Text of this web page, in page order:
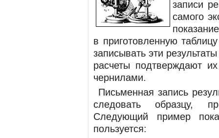
записи
самого
в приготовленную
записывать эти
расчеты подтверждают
чернилами.
Письменная запись
следо­вать образцу,
Следующий пример
пользуется: